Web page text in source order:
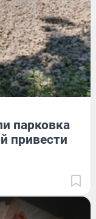
парковка
привести